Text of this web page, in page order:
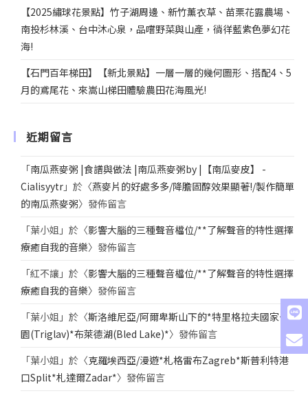
【2025繡球花景點】竹子湖周邊、新竹薰衣草、苗栗花露農場、
南投杉林溪、台中沐心泉，品嚐野菜與山產，徜徉藍紫色夢幻花
海!
【石門百年梯田】【新北景點】一層一層的幾何圖形、搭配4、5
月的鳶尾花、來嵩山梯田體驗農田花海風光!
近期留言
「南瓜燕麥粥 |食譜與做法 |南瓜燕麥粥by |【南瓜麥皮】 -
Cialisyytr 」於〈燕麥片的好處多多/降膽固醇效果顯著!/製作簡單
的南瓜燕麥粥〉發佈留言
「葉小姐 」於〈影響大腦的三種聲音檔位/**了解聲音的特性選擇
療癒自我的音樂〉發佈留言
「紅不讓 」於〈影響大腦的三種聲音檔位/**了解聲音的特性選擇
療癒自我的音樂〉發佈留言
「葉小姐 」於〈斯洛維尼亞/阿爾卑斯山下的*特里格拉夫國家公
園(Triglav)*布萊德湖(Bled Lake)*〉發佈留言
「葉小姐 」於〈克羅埃西亞/漫遊*札格雷布Zagreb*斯普利特港
口Split*札達爾Zadar*〉發佈留言